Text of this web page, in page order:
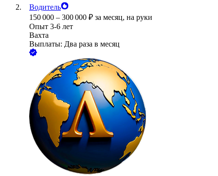
Водитель
150 000 – 300 000 ₽ за месяц, на руки
Опыт 3-6 лет
Вахта
Выплаты: Два раза в месяц